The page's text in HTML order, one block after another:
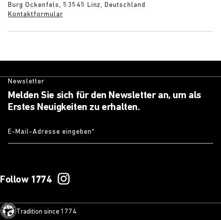
Burg Ockenfels, 53545 Linz, Deutschland
Kontaktformular
Newsletter
Melden Sie sich für den Newsletter an, um als
Erstes Neuigkeiten zu erhalten.
E-Mail-Adresse eingeben*
Follow 1774
Tradition since 1774